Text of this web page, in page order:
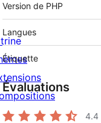
Version de PHP
Langues
Étiquette
Évaluations
4.4